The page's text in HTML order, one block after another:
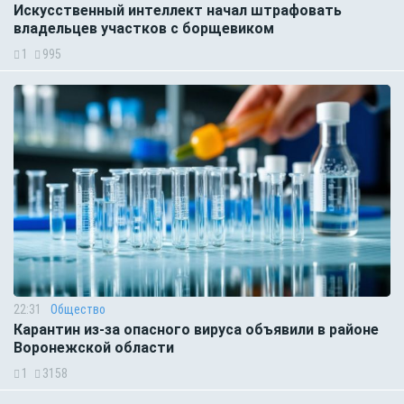
Искусственный интеллект начал штрафовать
владельцев участков с борщевиком
1 995
22:31 Общество
Карантин из-за опасного вируса объявили в районе
Воронежской области
1 3158